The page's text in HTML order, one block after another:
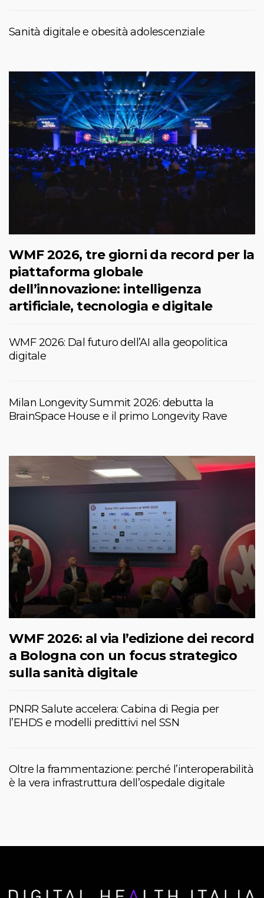
Sanità digitale e obesità adolescenziale
WMF 2026, tre giorni da record per la
piattaforma globale
dell’innovazione: intelligenza
artificiale, tecnologia e digitale
WMF 2026: Dal futuro dell’AI alla geopolitica
digitale
Milan Longevity Summit 2026: debutta la
BrainSpace House e il primo Longevity Rave
WMF 2026: al via l’edizione dei record
a Bologna con un focus strategico
sulla sanità digitale
PNRR Salute accelera: Cabina di Regia per
l’EHDS e modelli predittivi nel SSN
Oltre la frammentazione: perché l’interoperabilità
è la vera infrastruttura dell’ospedale digitale